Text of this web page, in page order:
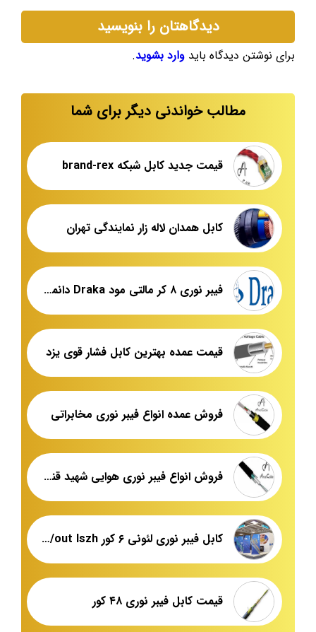
دیدگاهتان را بنویسید
برای نوشتن دیدگاه باید وارد بشوید.
مطالب خواندنی دیگر برای شما
قیمت جدید کابل شبکه brand-rex
کابل همدان لاله زار نمایندگی تهران
فیبر نوری ۸ کر مالتی مود Draka دانمارک
قیمت عمده بهترین کابل فشار قوی یزد
فروش عمده انواع فیبر نوری مخابراتی
فروش انواع فیبر نوری هوایی شهید قندی یزد
کابل فیبر نوری لئونی ۶ کور in/out lszh
قیمت کابل فیبر نوری ۴۸ کور